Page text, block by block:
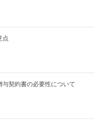
点
契約書の必要性について